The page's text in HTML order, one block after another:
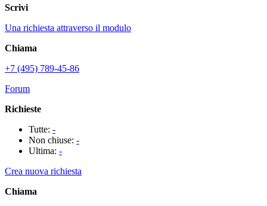
Scrivi
Una richiesta attraverso il modulo
Chiama
+7 (495) 789-45-86
Forum
Richieste
Tutte: -
Non chiuse: -
Ultima: -
Crea nuova richiesta
Chiama